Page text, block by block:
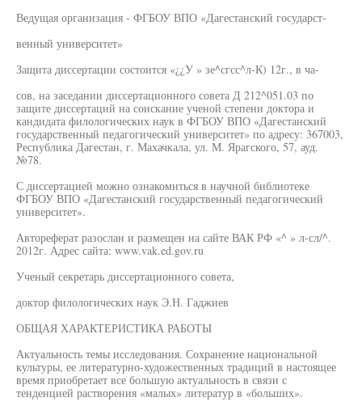
Ведущая организация - ФГБОУ ВПО «Дагестанский государст-
венный университет»
Защита диссертации состоится «¿¿У » зе^сгсс^л-К) 12г., в ча-
сов, на заседании диссертационного совета Д 212^051.03 по
защите диссертаций на соискание ученой степени доктора и
кандидата филологических наук в ФГБОУ ВПО «Дагестанский
государственный педагогический университет» по адресу: 367003,
Республика Дагестан, г. Махачкала, ул. М. Ярагского, 57, ауд.
№78.
С диссертацией можно ознакомиться в научной библиотеке
ФГБОУ ВПО «Дагестанский государственный педагогический
университет».
Автореферат разослан и размещен на сайте ВАК РФ «^ » л-сл/^.
2012г. Адрес сайта: www.vak.ed.gov.ru
Ученый секретарь диссертационного совета,
доктор филологических наук Э.Н. Гаджиев
ОБЩАЯ ХАРАКТЕРИСТИКА РАБОТЫ
Актуальность темы исследования. Сохранение национальной
культуры, ее литературно-художественных традиций в настоящее
время приобретает все большую актуальность в связи с
тенденцией растворения «малых» литератур в «больших».